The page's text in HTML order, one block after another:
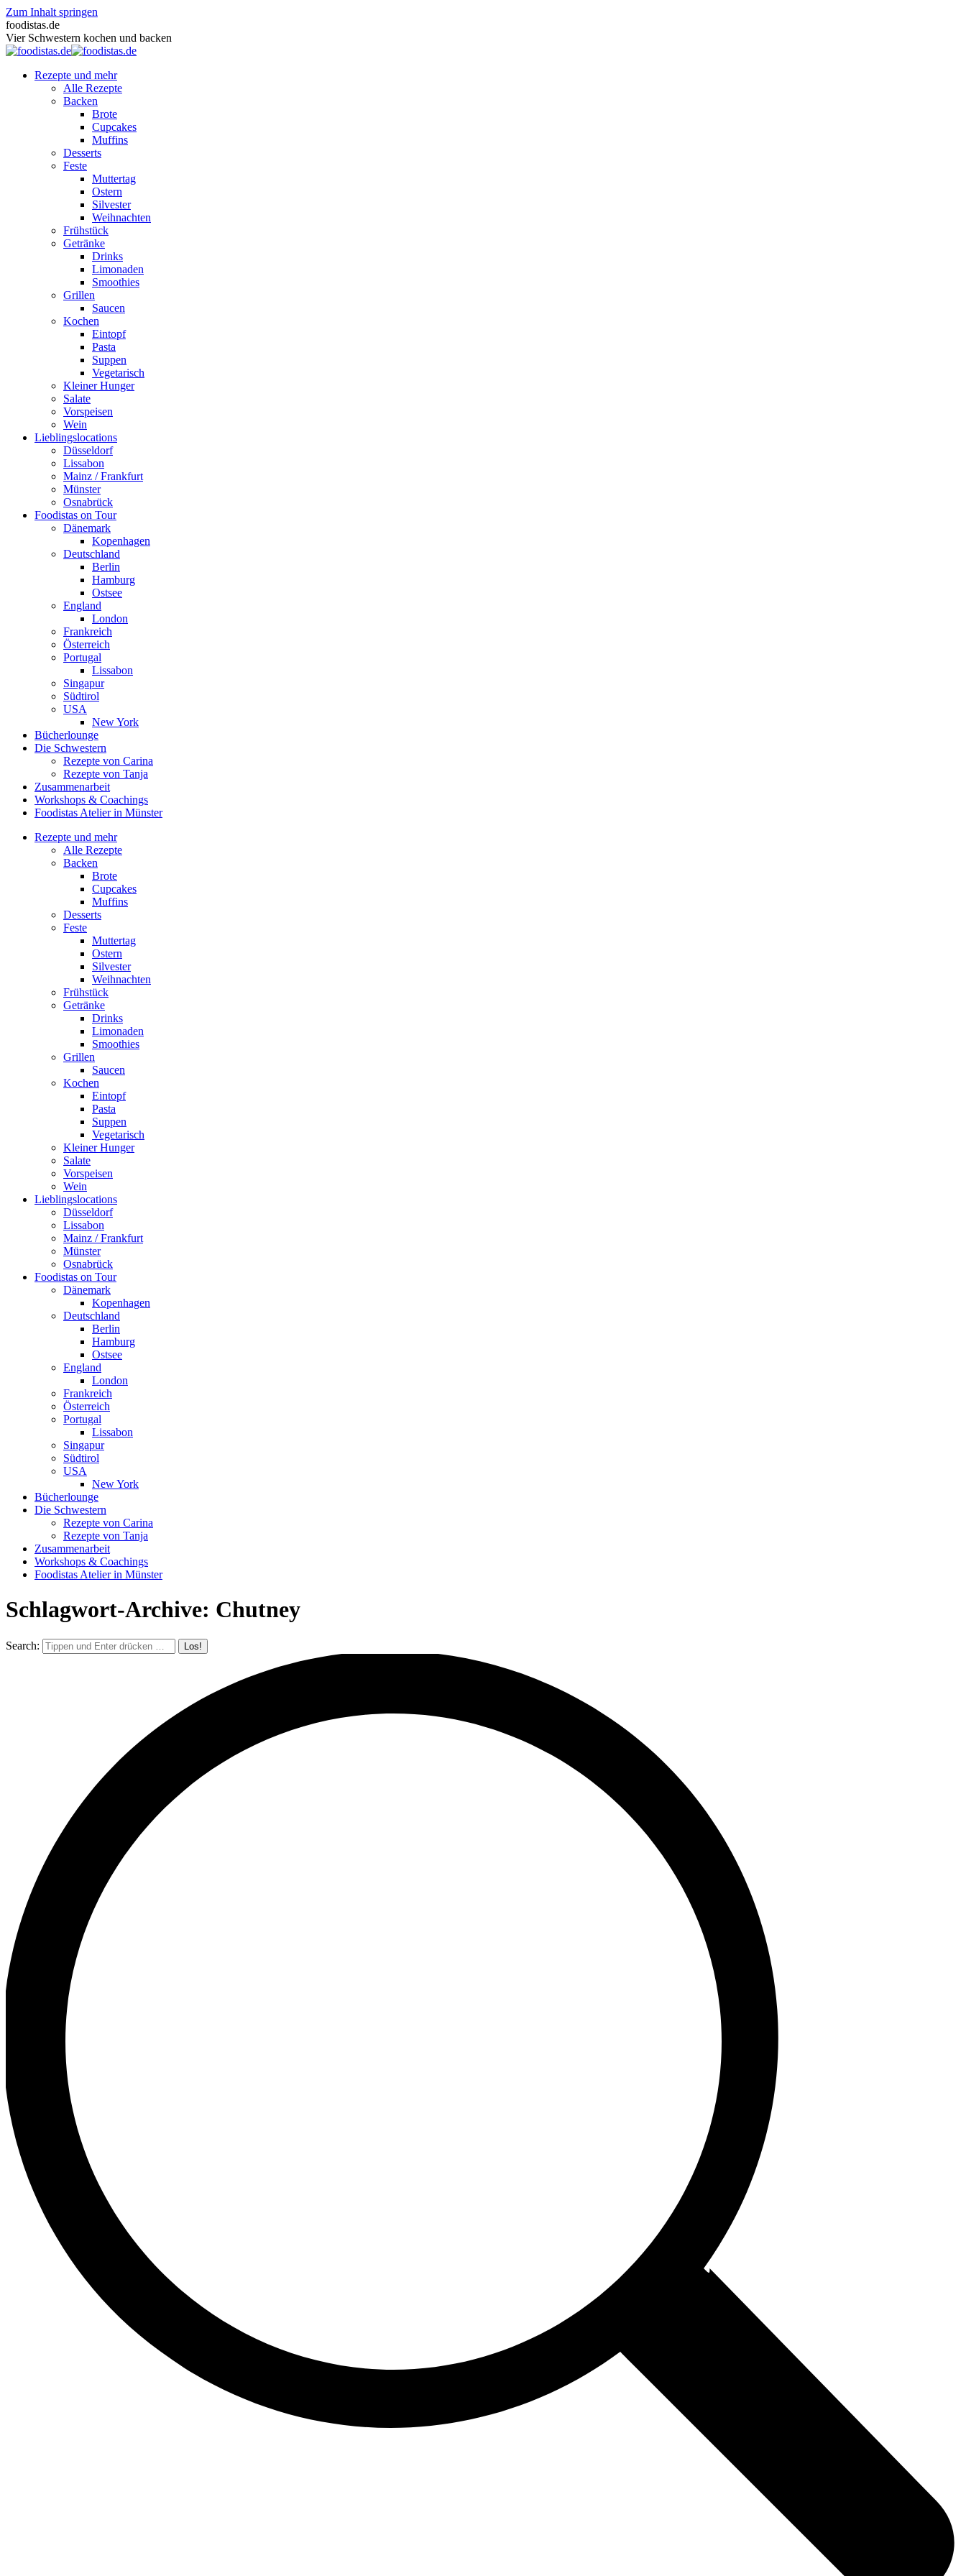
Zum Inhalt springen
foodistas.de
Vier Schwestern kochen und backen
Rezepte und mehr
Alle Rezepte
Backen
Brote
Cupcakes
Muffins
Desserts
Feste
Muttertag
Ostern
Silvester
Weihnachten
Frühstück
Getränke
Drinks
Limonaden
Smoothies
Grillen
Saucen
Kochen
Eintopf
Pasta
Suppen
Vegetarisch
Kleiner Hunger
Salate
Vorspeisen
Wein
Lieblingslocations
Düsseldorf
Lissabon
Mainz / Frankfurt
Münster
Osnabrück
Foodistas on Tour
Dänemark
Kopenhagen
Deutschland
Berlin
Hamburg
Ostsee
England
London
Frankreich
Österreich
Portugal
Lissabon
Singapur
Südtirol
USA
New York
Bücherlounge
Die Schwestern
Rezepte von Carina
Rezepte von Tanja
Zusammenarbeit
Workshops & Coachings
Foodistas Atelier in Münster
Rezepte und mehr
Alle Rezepte
Backen
Brote
Cupcakes
Muffins
Desserts
Feste
Muttertag
Ostern
Silvester
Weihnachten
Frühstück
Getränke
Drinks
Limonaden
Smoothies
Grillen
Saucen
Kochen
Eintopf
Pasta
Suppen
Vegetarisch
Kleiner Hunger
Salate
Vorspeisen
Wein
Lieblingslocations
Düsseldorf
Lissabon
Mainz / Frankfurt
Münster
Osnabrück
Foodistas on Tour
Dänemark
Kopenhagen
Deutschland
Berlin
Hamburg
Ostsee
England
London
Frankreich
Österreich
Portugal
Lissabon
Singapur
Südtirol
USA
New York
Bücherlounge
Die Schwestern
Rezepte von Carina
Rezepte von Tanja
Zusammenarbeit
Workshops & Coachings
Foodistas Atelier in Münster
Schlagwort-Archive: Chutney
Search: